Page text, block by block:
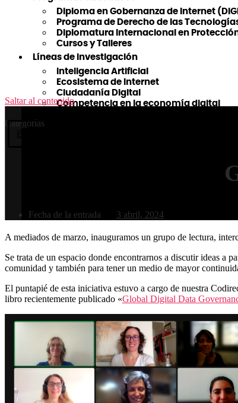
Diploma en Gobernanza de Internet
Programa de Derecho de las
Diplomatura Internacional en
Cursos y Talleres
Líneas de Investigación
Inteligencia Artificial
Ecosistema de Internet
Ciudadanía Digital
Competencia en la economía digital
Saltar al contenido
Categorías
Fecha de la entrada 3 abril, 2024
A mediados de marzo, inauguramos un grupo de lectura,
Se trata de un espacio donde encontrarnos a discutir ideas a
comunidad y también para tener un medio de mayor
El puntapié de esta iniciativa estuvo a cargo de nuestra
libro recientemente publicado «Global Digital Data